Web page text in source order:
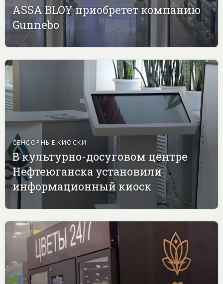
ASSA BLOY приобретет компанию
Gunnebo
СЕНСОРНЫЕ КИОСКИ
В культурно-досуговом центре
Нефтеюганска установили
информационный киоск